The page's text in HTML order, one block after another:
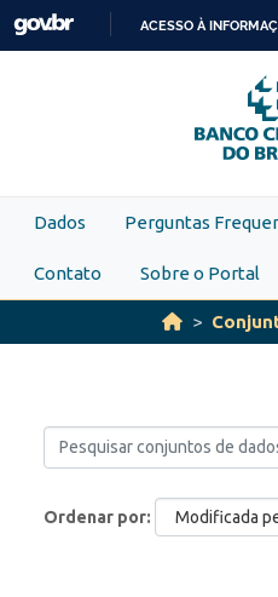
Skip to main content
ACESSO À
Dados Perguntas
Contato Sobre o Portal
Ordenar por